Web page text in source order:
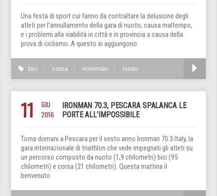
Una festa di sport cui fanno da contraltare la delusione degli
atleti per l‘annullamento della gara di nuoto, causa maltempo,
e i problemi alla viabilità in città e in provincia a causa della
prova di ciclismo. A questo si aggiungono
bici corsa ironoman nuoto
11
GIU
2016
IRONMAN 70.3, PESCARA SPALANCA LE
PORTE ALL’IMPOSSIBILE
Torna domani a Pescara per il sesto anno Ironman 70.3 Italy, la
gara internazionale di triathlon che vede impegnati gli atleti su
un percorso composto da nuoto (1,9 chilometri) bici (95
chilometri) e corsa (21 chilometri). Questa mattina il
benvenuto